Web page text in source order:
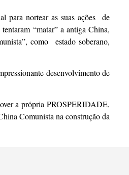
para nortear as suas ações de
“matar” a antiga China,
como estado soberano,
desenvolvimento de
a própria PROSPERIDADE,
Comunista na construção da